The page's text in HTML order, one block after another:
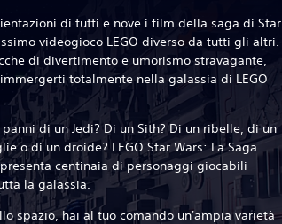
di tutti e nove i film della saga di Star
videogioco LEGO diverso da tutti gli altri.
di divertimento e umorismo stravagante,
totalmente nella galassia di LEGO
di un Jedi? Di un Sith? Di un ribelle, di un
o di un droide? LEGO Star Wars: La Saga
centinaia di personaggi giocabili
la galassia.
spazio, hai al tuo comando un'ampia varietà